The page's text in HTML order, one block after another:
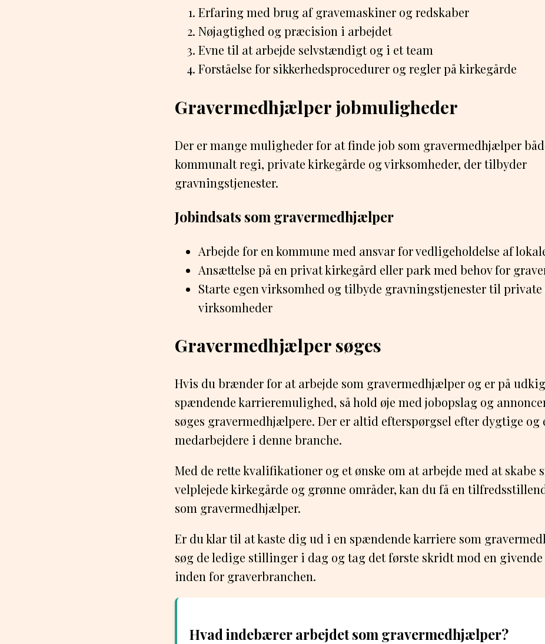
Erfaring med brug af gravemaskiner og redskaber
Nøjagtighed og præcision i arbejdet
Evne til at arbejde selvstændigt og i et team
Forståelse for sikkerhedsprocedurer og regler på kirkegårde
Gravermedhjælper jobmuligheder
Der er mange muligheder for at finde job som gravermedhjælper
kommunalt regi, private kirkegårde og virksomheder, der tilbyder
gravningstjenester.
Jobindsats som gravermedhjælper
Arbejde for en kommune med ansvar for vedligeholdelse af
Ansættelse på en privat kirkegård eller park med behov for
Starte egen virksomhed og tilbyde gravningstjenester til private
virksomheder
Gravermedhjælper søges
Hvis du brænder for at arbejde som gravermedhjælper og er på
spændende karrieremulighed, så hold øje med jobopslag og
søges gravermedhjælpere. Der er altid efterspørgsel efter dygtige og
medarbejdere i denne branche.
Med de rette kvalifikationer og et ønske om at arbejde med at skabe
velplejede kirkegårde og grønne områder, kan du få en
som gravermedhjælper.
Er du klar til at kaste dig ud i en spændende karriere som
søg de ledige stillinger i dag og tag det første skridt mod en
inden for graverbranchen.
Hvad indebærer arbejdet som gravermedhjælper?